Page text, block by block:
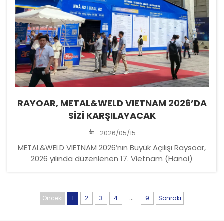
RAYOAR, METAL&WELD VIETNAM 2026’DA
SİZİ KARŞILAYACAK
2026/05/15
METAL&WELD VIETNAM 2026’nın Büyük Açılışı Raysoar,
2026 yılında düzenlenen 17. Vietnam (Hanoi)
gerçekleşen 17. Vietnam (Hanoi) Uluslararası Kaynak
ve Kesim Teknolojileri ...
Önceki 1 2 3 4 ... 9 Sonraki